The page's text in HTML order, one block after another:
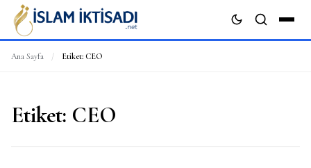
Ana Sayfa / Etiket: CEO
Etiket: CEO